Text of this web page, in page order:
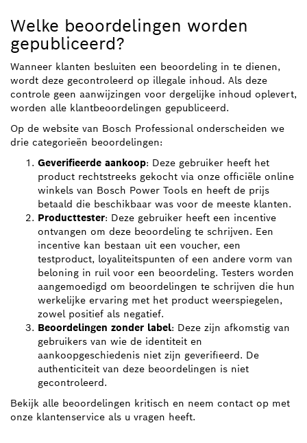
Welke beoordelingen worden
gepubliceerd?
Wanneer klanten besluiten een beoordeling in te dienen,
wordt deze gecontroleerd op illegale inhoud. Als deze
controle geen aanwijzingen voor dergelijke inhoud oplevert,
worden alle klantbeoordelingen gepubliceerd.
Op de website van Bosch Professional onderscheiden we
drie categorieën beoordelingen:
Geverifieerde aankoop: Deze gebruiker heeft het
product rechtstreeks gekocht via onze officiële online
winkels van Bosch Power Tools en heeft de prijs
betaald die beschikbaar was voor de meeste klanten.
Producttester: Deze gebruiker heeft een incentive
ontvangen om deze beoordeling te schrijven. Een
incentive kan bestaan uit een voucher, een
testproduct, loyaliteitspunten of een andere vorm van
beloning in ruil voor een beoordeling. Testers worden
aangemoedigd om beoordelingen te schrijven die hun
werkelijke ervaring met het product weerspiegelen,
zowel positief als negatief.
Beoordelingen zonder label: Deze zijn afkomstig van
gebruikers van wie de identiteit en
aankoopgeschiedenis niet zijn geverifieerd. De
authenticiteit van deze beoordelingen is niet
gecontroleerd.
Bekijk alle beoordelingen kritisch en neem contact op met
onze klantenservice als u vragen heeft.